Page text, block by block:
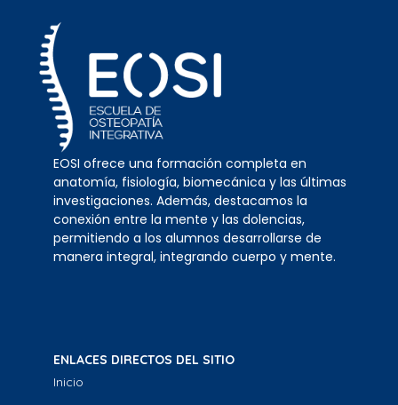
EOSI ofrece una formación completa en
anatomía, fisiología, biomecánica y las últimas
investigaciones. Además, destacamos la
conexión entre la mente y las dolencias,
permitiendo a los alumnos desarrollarse de
manera integral, integrando cuerpo y mente.
ENLACES DIRECTOS DEL SITIO
Inicio